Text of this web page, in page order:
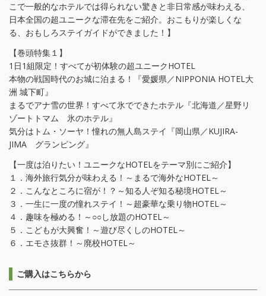
こで一般的なホテルでは得られない驚きと非日常感が味わえる、
日本全国の超ユニークな滞在先をご紹介。おこもりが楽しくな
る、おもしろステイガイドができました！】
【巻頭特集１】
1日1組限定！すべてが初体験の超ユニークHOTEL
本物の戦国時代のお城に泊まる！『愛媛県／NIPPONIA HOTEL大
洲 城下町』
まるでアナ雪の世界！すべて氷でできたホテル『北海道／星野リ
ゾートトマム 氷のホテル』
気分はトム・ソーヤ！憧れの無人島ステイ『岡山県／KUJIRA-
JIMA グランピング』
【一度は泊りたい！ユニークなHOTELをテーマ別にご紹介】
１．海外旅行気分が味わえる！～まるで海外なHOTEL～
２．こんなところに宿が！？～知る人ぞ知る秘境HOTEL～
３．一生に一度の憧れステイ！～超豪華な乗り物HOTEL～
４．趣味を極める！～○○し放題のHOTEL～
５．こどもが大興奮！～遊び尽くしのHOTEL～
６．エモさ抜群！～廃校HOTEL～
ご購入はこちらから